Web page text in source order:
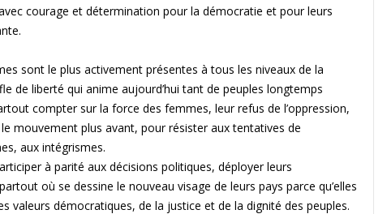
s
e
m
e
courage et détermination pour la démocratie et pour leurs
sont le plus activement présentes à tous les niveaux de la
de liberté qui anime aujourd’hui tant de peuples longtemps
compter sur la force des femmes, leur refus de l’oppression,
mouvement plus avant, pour résister aux tentatives de
aux intégrismes.
à parité aux décisions politiques, déployer leurs
où se dessine le nouveau visage de leurs pays parce qu’elles
valeurs démocratiques, de la justice et de la dignité des peuples.